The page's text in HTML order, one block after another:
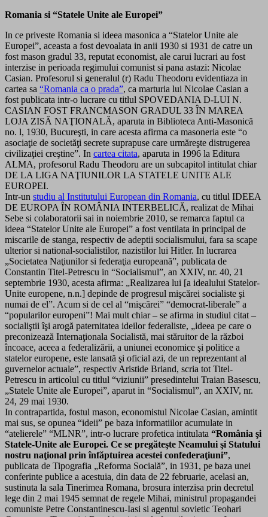
Romania si “Statele Unite ale Europei”
In ce priveste Romania si ideea masonica a “Statelor Unite ale
Europei”, aceasta a fost devoalata in anii 1930 si 1931 de catre un
fost mason gradul 33, reputat economist, ale carui lucrari au fost
interzise in perioada regimului comunist si pana astazi: Nicolae
Casian. Profesorul si generalul (r) Radu Theodoru evidentiaza in
cartea sa “Romania ca o prada”, ca marturia lui Nicolae Casian a
fost publicata intr-o lucrare cu titlul SPOVEDANIA D-LUI N.
CASIAN FOST FRANCMASON GRADUL 33 ÎN MAREA
LOJA ZISĂ NAŢIONALĂ, aparuta in Biblioteca Anti-Masonică
no. l, 1930, Bucureşti, in care acesta afirma ca masoneria este “o
asociaţie de societăţi secrete suprapuse care urmăreşte distrugerea
civilizaţiei creştine”. In cartea citata, aparuta in 1996 la Editura
ALMA, profesorul Radu Theodoru are un subcapitol intitulat chiar
DE LA LIGA NAŢIUNILOR LA STATELE UNITE ALE
EUROPEI.
Intr-un studiu al Institutului European din Romania, cu titlul IDEEA
DE EUROPA ÎN ROMÂNIA INTERBELICĂ, realizat de Mihai
Sebe si colaboratorii sai in noiembrie 2010, se remarca faptul ca
ideea “Statelor Unite ale Europei” a fost ventilata in principal de
miscarile de stanga, respectiv de adeptii socialismului, fara sa scape
ulterior si national-socialistilor, nazistilor lui Hitler. In lucrarea
„Societatea Naţiunilor si federaţia europeană”, publicata de
Constantin Titel-Petrescu in “Socialismul”, an XXIV, nr. 40, 21
septembrie 1930, acesta afirma: „Realizarea lui [a idealului Statelor-
Unite europene, n.n.] depinde de progresul mişcărei socialiste şi
numai de el”. Acum si de cel al “mişcărei” “democrat-liberale” a
“popularilor europeni”! Mai mult chiar – se afirma in studiul citat –
socialiştii îşi arogă paternitatea ideilor federaliste, „ideea pe care o
preconizează Internaţionala Socialistă, mai stăruitor de la război
încoace, aceea a federalizării, a uniunei economice şi politice a
statelor europene, este lansată şi oficial azi, de un reprezentant al
guvernelor actuale”, respectiv Aristide Briand, scria tot Titel-
Petrescu in articolul cu titlul “viziunii” presedintelui Traian Basescu,
„Statele Unite ale Europei”, aparut in “Socialismul”, an XXIV, nr.
24, 29 mai 1930.
In contrapartida, fostul mason, economistul Nicolae Casian, amintit
mai sus, se opunea “ideii” pe baza informatiilor acumulate in
“atelierele” “MLNR”, intr-o lucrare profetica intitulata “România şi
Statele-Unite ale Europei. Ce se pregăteşte Neamului şi Statului
nostru naţional prin înfăptuirea acestei confederaţiuni”,
publicata de Tipografia „Reforma Socială”, in 1931, pe baza unei
conferinte publice a acestuia, din data de 22 februarie, acelasi an,
sustinuta la sala Tinerimea Romana, brosura interzisa prin decretul
lege din 2 mai 1945 semnat de regele Mihai, ministrul propagandei
comuniste Petre Constantinescu-Iasi si agentul sovietic Teohari